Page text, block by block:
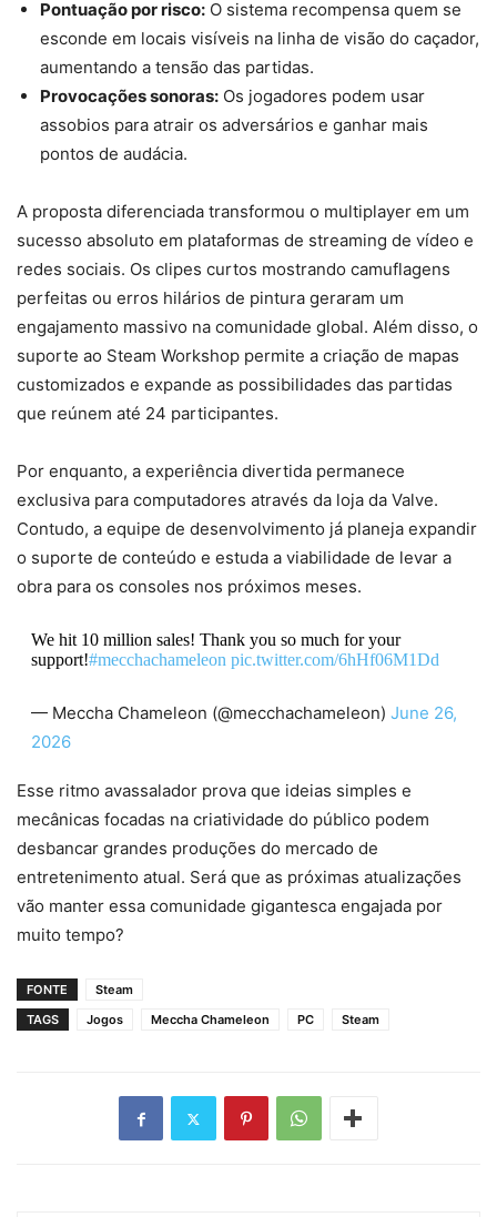
Pontuação por risco: O sistema recompensa quem se
esconde em locais visíveis na linha de visão do caçador,
aumentando a tensão das partidas.
Provocações sonoras: Os jogadores podem usar
assobios para atrair os adversários e ganhar mais
pontos de audácia.
A proposta diferenciada transformou o multiplayer em um
sucesso absoluto em plataformas de streaming de vídeo e
redes sociais. Os clipes curtos mostrando camuflagens
perfeitas ou erros hilários de pintura geraram um
engajamento massivo na comunidade global. Além disso, o
suporte ao Steam Workshop permite a criação de mapas
customizados e expande as possibilidades das partidas
que reúnem até 24 participantes.
Por enquanto, a experiência divertida permanece
exclusiva para computadores através da loja da Valve.
Contudo, a equipe de desenvolvimento já planeja expandir
o suporte de conteúdo e estuda a viabilidade de levar a
obra para os consoles nos próximos meses.
We hit 10 million sales! Thank you so much for your
support!#mecchachameleon pic.twitter.com/6hHf06M1Dd
— Meccha Chameleon (@mecchachameleon) June 26,
2026
Esse ritmo avassalador prova que ideias simples e
mecânicas focadas na criatividade do público podem
desbancar grandes produções do mercado de
entretenimento atual. Será que as próximas atualizações
vão manter essa comunidade gigantesca engajada por
muito tempo?
FONTE
Steam
TAGS
Jogos Meccha Chameleon PC Steam